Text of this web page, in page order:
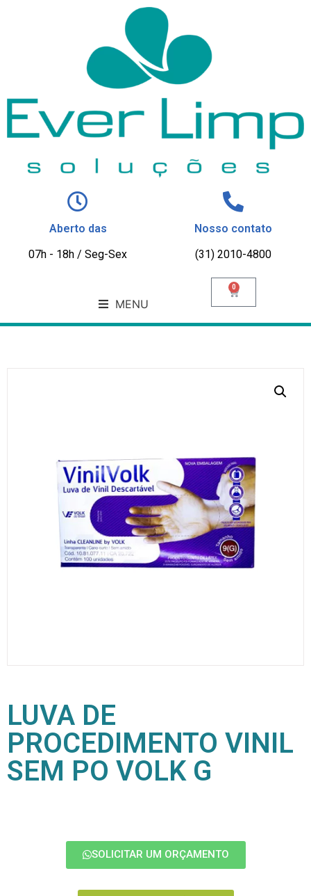
Aberto das
07h - 18h / Seg-Sex
Nosso contato
(31) 2010-4800
MENU
0
LUVA DE
PROCEDIMENTO VINIL
SEM PO VOLK G
SOLICITAR UM ORÇAMENTO